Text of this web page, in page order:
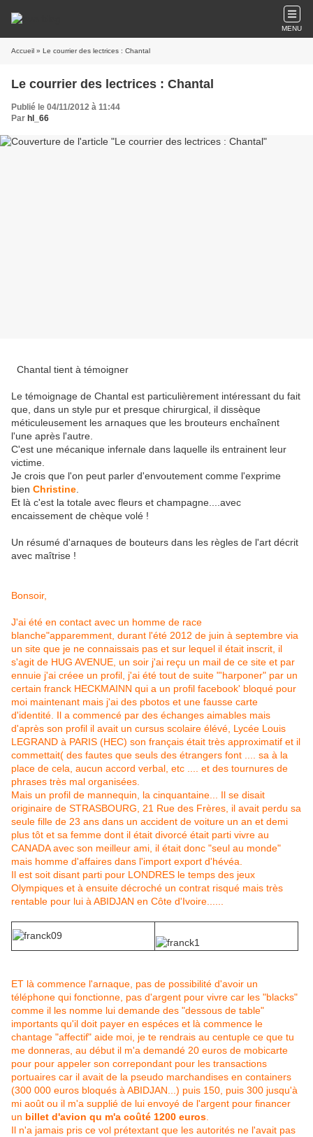
MENU
Accueil » Le courrier des lectrices : Chantal
Le courrier des lectrices : Chantal
Publié le 04/11/2012 à 11:44
Par hl_66
Chantal tient à témoigner
Le témoignage de Chantal est particulièrement intéressant du fait
que, dans un style pur et presque chirurgical, il dissèque
méticuleusement les arnaques que les brouteurs enchaînent
l'une après l'autre.
C'est une mécanique infernale dans laquelle ils entrainent leur
victime.
Je crois que l'on peut parler d'envoutement comme l'exprime
bien Christine
Et là c'est la totale avec fleurs et champagne....avec
encaissement de chèque volé !
Un résumé d'arnaques de bouteurs dans les règles de l'art décrit
avec maîtrise !
Bonsoir,
J'ai été en contact avec un homme de race
blanche"apparemment, durant l'été 2012 de juin à septembre via
un site que je ne connaissais pas et sur lequel il était inscrit, il
s'agit de HUG AVENUE, un soir j'ai reçu un mail de ce site et par
ennuie j'ai créee un profil, j'ai été tout de suite "'harponer" par un
certain franck HECKMAINN qui a un profil facebook' bloqué pour
moi maintenant mais j'ai des pbotos et une fausse carte
d'identité. Il a commencé par des échanges aimables mais
d'après son profil il avait un cursus scolaire élévé, Lycée Louis
LEGRAND à PARIS (HEC) son français était très approximatif et il
commettait( des fautes que seuls des étrangers font .... sa à la
place de cela, aucun accord verbal, etc .... et des tournures de
phrases très mal organisées.
Mais un profil de mannequin, la cinquantaine... Il se disait
originaire de STRASBOURG, 21 Rue des Frères, il avait perdu sa
seule fille de 23 ans dans un accident de voiture un an et demi
plus tôt et sa femme dont il était divorcé était parti vivre au
CANADA avec son meilleur ami, il était donc "seul au monde"
mais homme d'affaires dans l'import export d'hévéa.
Il est soit disant parti pour LONDRES le temps des jeux
Olympiques et à ensuite décroché un contrat risqué mais très
rentable pour lui à ABIDJAN en Côte d'Ivoire......
ET là commence l'arnaque, pas de possibilité d'avoir un
téléphone qui fonctionne, pas d'argent pour vivre car les "blacks"
comme il les nomme lui demande des "dessous de table"
importants qu'il doit payer en espéces et là commence le
chantage "affectif" aide moi, je te rendrais au centuple ce que tu
me donneras, au début il m'a demandé 20 euros de mobicarte
pour pour appeler son correpondant pour les transactions
portuaires car il avait de la pseudo marchandises en containers
(300 000 euros bloqués à ABIDJAN...) puis 150, puis 300 jusqu'à
mi août ou il m'a supplié de lui envoyé de l'argent pour financer
un billet d'avion qu m'a coûté 1200 euros
Il n'a jamais pris ce vol prétextant que les autorités ne l'avait pas